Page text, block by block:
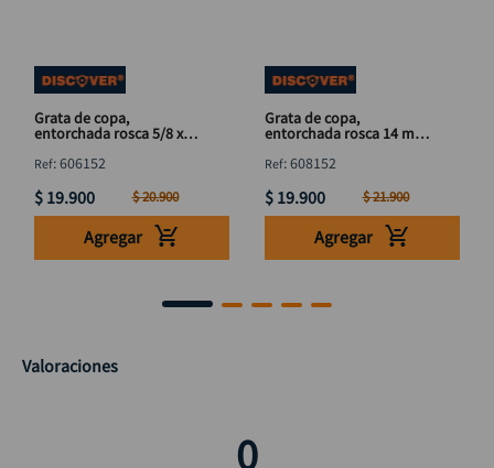
Grata de copa,
entorchada rosca 5/8 x
:606152
$ 19.900 $20.900
Agregar
Grata de copa,
entorchada rosca 14 mm
:608152
$ 19.900 $21.900
Agregar
Valoraciones